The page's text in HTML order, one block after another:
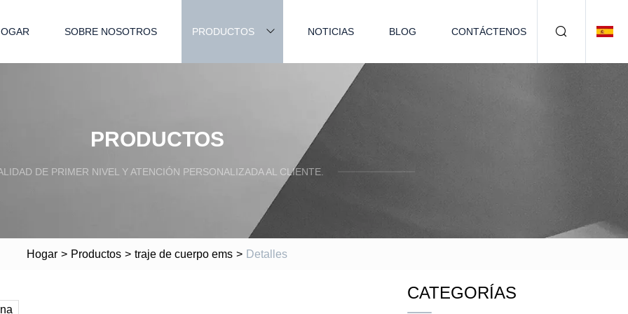
SOBRE NOSOTROS PRODUCTOS NOTICIAS BLOG CONTÁCTENOS
PRODUCTOS
DE PRIMER NIVEL Y ATENCIÓN PERSONALIZADA AL CLIENTE.
Hogar > Productos > traje de cuerpo ems > Detalles
CATEGORÍAS